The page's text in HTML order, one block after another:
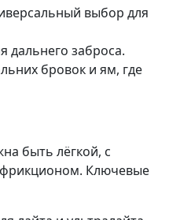
выбор для
дальнего заброса.
бровок и ям, где
быть лёгкой, с
Ключевые